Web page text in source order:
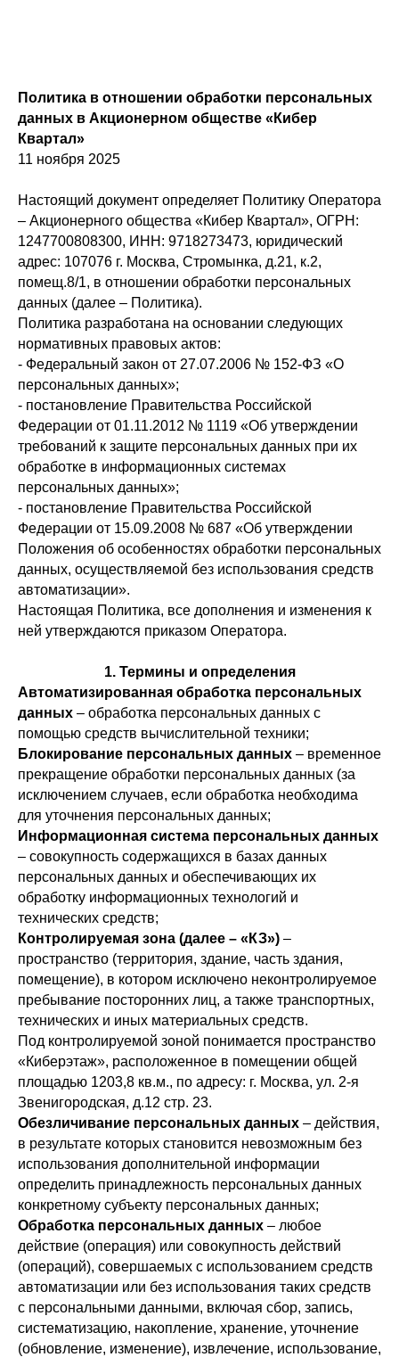
Политика в отношении обработки персональных
данных в Акционерном обществе «Кибер
Квартал»
11 ноября 2025
Настоящий документ определяет Политику Оператора
– Акционерного общества «Кибер Квартал», ОГРН:
1247700808300, ИНН: 9718273473, юридический
адрес: 107076 г. Москва, Стромынка, д.21, к.2,
помещ.8/1, в отношении обработки персональных
данных (далее – Политика).
Политика разработана на основании следующих
нормативных правовых актов:
- Федеральный закон от 27.07.2006 № 152-ФЗ «О
персональных данных»;
- постановление Правительства Российской
Федерации от 01.11.2012 № 1119 «Об утверждении
требований к защите персональных данных при их
обработке в информационных системах
персональных данных»;
- постановление Правительства Российской
Федерации от 15.09.2008 № 687 «Об утверждении
Положения об особенностях обработки персональных
данных, осуществляемой без использования средств
автоматизации».
Настоящая Политика, все дополнения и изменения к
ней утверждаются приказом Оператора.
1. Термины и определения
Автоматизированная обработка персональных
данных – обработка персональных данных с
помощью средств вычислительной техники;
Блокирование персональных данных – временное
прекращение обработки персональных данных (за
исключением случаев, если обработка необходима
для уточнения персональных данных;
Информационная система персональных данных
– совокупность содержащихся в базах данных
персональных данных и обеспечивающих их
обработку информационных технологий и
технических средств;
Контролируемая зона (далее – «КЗ») –
пространство (территория, здание, часть здания,
помещение), в котором исключено неконтролируемое
пребывание посторонних лиц, а также транспортных,
технических и иных материальных средств.
Под контролируемой зоной понимается пространство
«Киберэтаж», расположенное в помещении общей
площадью 1203,8 кв.м., по адресу: г. Москва, ул. 2-я
Звенигородская, д.12 стр. 23.
Обезличивание персональных данных – действия,
в результате которых становится невозможным без
использования дополнительной информации
определить принадлежность персональных данных
конкретному субъекту персональных данных;
Обработка персональных данных – любое
действие (операция) или совокупность действий
(операций), совершаемых с использованием средств
автоматизации или без использования таких средств
с персональными данными, включая сбор, запись,
систематизацию, накопление, хранение, уточнение
(обновление, изменение), извлечение, использование,